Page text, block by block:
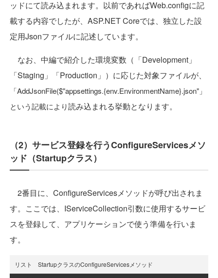
ッドにて読み込まれます。以前であればWeb.configに記
載する内容でしたが、ASP.NET Coreでは、独立した設
定用Jsonファイルに記述しています。
なお、中編で紹介した環境変数（「Development」
「Staging」「Production」）に応じた対象ファイルが、
「AddJsonFile($"appsettings.{env.EnvironmentName}.json"」
という記載により読み込まれる挙動となります。
（2）サービス登録を行うConfigureServicesメソ
ッド（Startupクラス）
2番目に、ConfigureServicesメソッドが呼び出されま
す。ここでは、IServiceCollection引数に使用するサービ
スを登録して、アプリケーションで使う準備を行いま
す。
リスト StartupクラスのConfigureServicesメソッド